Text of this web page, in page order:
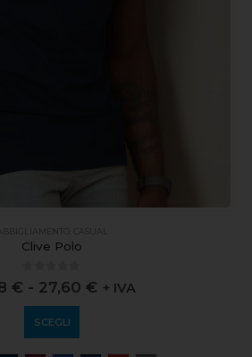
CASUAL
Clive Polo
out of 5
€ - 27,60 € + IVA
SCEGLI